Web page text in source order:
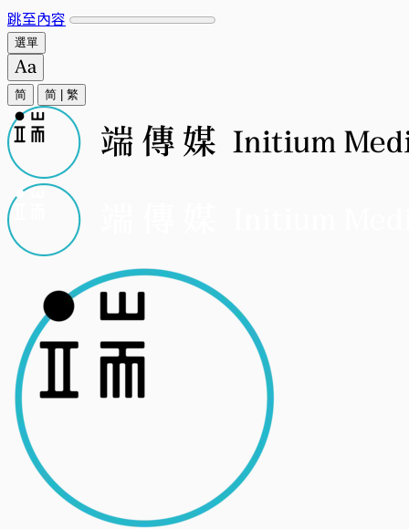
跳至內容
選單
简 简 繁